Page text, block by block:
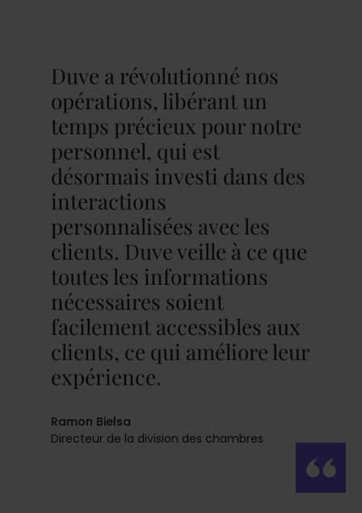
Duve a révolutionné nos
opérations, libérant un
temps précieux pour notre
personnel, qui est
désormais investi dans des
interactions
personnalisées avec les
clients. Duve veille à ce que
toutes les informations
nécessaires soient
facilement accessibles aux
clients, ce qui améliore leur
expérience.
Ramon Bielsa
Directeur de la division des chambres